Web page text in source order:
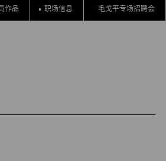
作品 职场信息 毛戈平专场招聘会